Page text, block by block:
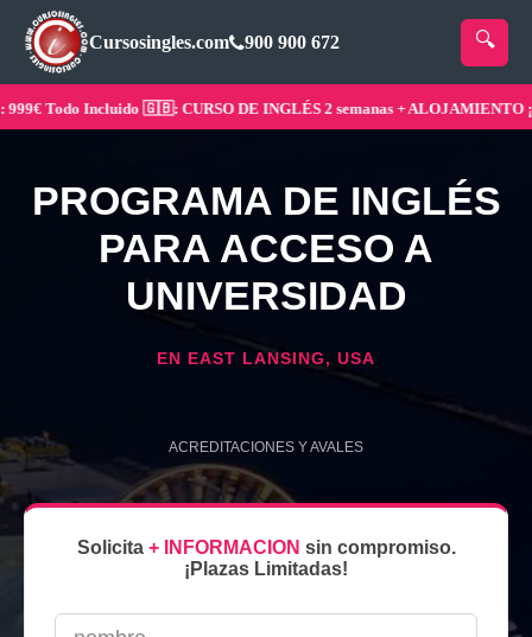
Cursosingles.com 900 900 672
Todo Incluido 🇬🇧: CURSO DE INGLÉS 2 semanas + ALOJAMIENTO
PROGRAMA DE INGLÉS
PARA ACCESO A
UNIVERSIDAD
EN EAST LANSING, USA
ACREDITACIONES Y AVALES
Solicita + INFORMACION sin compromiso.
¡Plazas Limitadas!